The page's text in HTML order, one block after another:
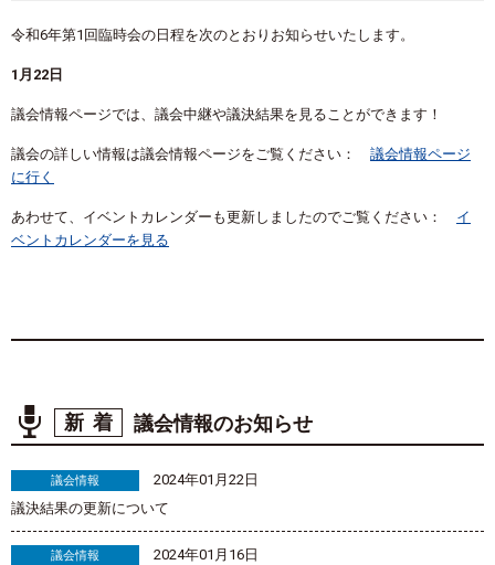
令和6年第1回臨時会の日程を次のとおりお知らせいたします。
1月22日
議会情報ページでは、議会中継や議決結果を見ることができます！
議会の詳しい情報は議会情報ページをご覧ください： 議会情報ページ
に行く
あわせて、イベントカレンダーも更新しましたのでご覧ください： イ
ベントカレンダーを見る
新着 議会情報のお知らせ
議会情報
2024年01月22日
議決結果の更新について
議会情報
2024年01月16日